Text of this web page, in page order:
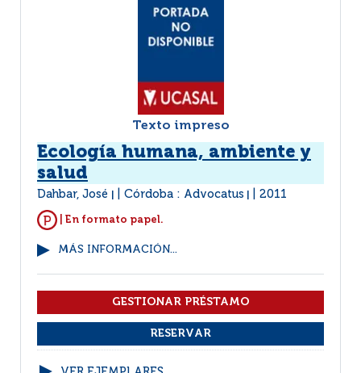
Texto impreso
Ecología humana, ambiente y
salud
Dahbar, José Córdoba : Advocatus 2011
| En formato papel.
MÁS INFORMACIÓN...